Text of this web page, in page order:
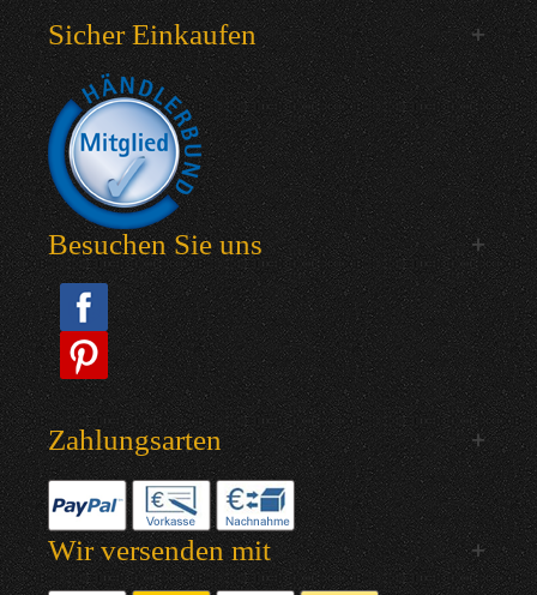
Sicher Einkaufen
Besuchen Sie uns
Zahlungsarten
Wir versenden mit